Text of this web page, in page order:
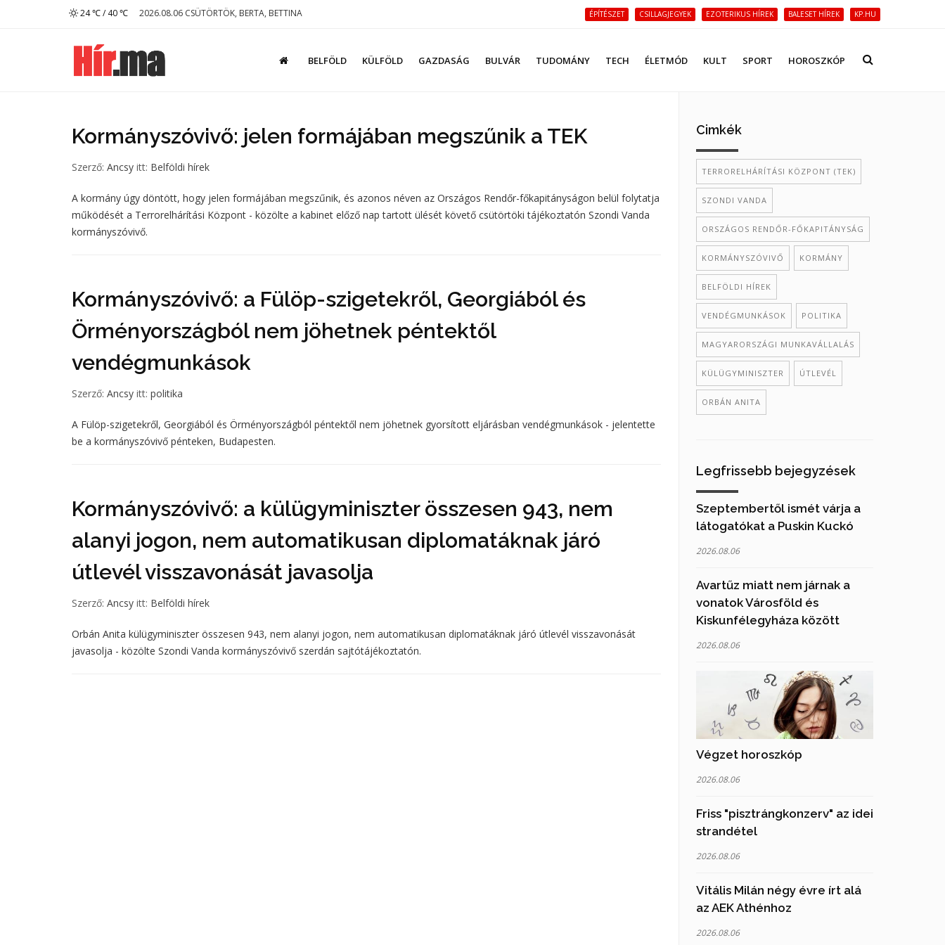
24 ℃ / 40 ℃ 2026.08.06 CSÜTÖRTÖK, BERTA, BETTINA ÉPÍTÉSZET CSILLAGJEGYEK EZOTERIKUS HÍREK BALESET HÍREK KP.HU
BELFÖLD KÜLFÖLD GAZDASÁG BULVÁR TUDOMÁNY TECH ÉLETMÓD KULT SPORT HOROSZKÓP
Kormányszóvivő: jelen formájában megszűnik a TEK
Szerző: Ancsy itt: Belföldi hírek
A kormány úgy döntött, hogy jelen formájában megszűnik, és azonos néven az Országos Rendőr-főkapitányságon belül folytatja
működését a Terrorelhárítási Központ - közölte a kabinet előző nap tartott ülését követő csütörtöki tájékoztatón Szondi Vanda
kormányszóvivő.
Kormányszóvivő: a Fülöp-szigetekről, Georgiából és
Örményországból nem jöhetnek péntektől
vendégmunkások
Szerző: Ancsy itt: politika
A Fülöp-szigetekről, Georgiából és Örményországból péntektől nem jöhetnek gyorsított eljárásban vendégmunkások - jelentette
be a kormányszóvivő pénteken, Budapesten.
Kormányszóvivő: a külügyminiszter összesen 943, nem
alanyi jogon, nem automatikusan diplomatáknak járó
útlevél visszavonását javasolja
Szerző: Ancsy itt: Belföldi hírek
Orbán Anita külügyminiszter összesen 943, nem alanyi jogon, nem automatikusan diplomatáknak járó útlevél visszavonását
javasolja - közölte Szondi Vanda kormányszóvivő szerdán sajtótájékoztatón.
Cimkék
TERRORELHÁRÍTÁSI KÖZPONT (TEK)
SZONDI VANDA
ORSZÁGOS RENDŐR-FŐKAPITÁNYSÁG
KORMÁNYSZÓVIVŐ KORMÁNY
BELFÖLDI HÍREK
VENDÉGMUNKÁSOK POLITIKA
MAGYARORSZÁGI MUNKAVÁLLALÁS
KÜLÜGYMINISZTER ÚTLEVÉL
ORBÁN ANITA
Legfrissebb bejegyzések
Szeptembertől ismét várja a
látogatókat a Puskin Kuckó
2026.08.06
Avartűz miatt nem járnak a
vonatok Városföld és
Kiskunfélegyháza között
2026.08.06
Végzet horoszkóp
2026.08.06
Friss "pisztrángkonzerv" az idei
strandétel
2026.08.06
Vitális Milán négy évre írt alá
az AEK Athénhoz
2026.08.06